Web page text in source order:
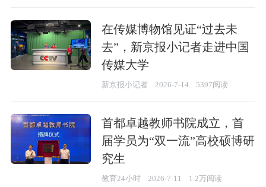
在传媒博物馆见证“过去未
去”，新京报小记者走进中国
传媒大学
新京报小记者 2026-7-14 5397阅读
首都卓越教师书院成立，首
届学员为“双一流”高校硕博研
究生
教育24小时 2026-7-11 1.2万阅读